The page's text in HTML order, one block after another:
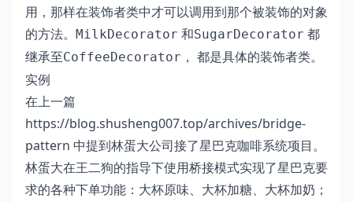
用，那样在装饰者类中才可以调用到那个被装饰的对象
的方法。 MilkDecorator 和SugarDecorator 都
继承至CoffeeDecorator ， 都是具体的装饰者类。
实例
在上一篇
https://blog.shusheng007.top/archives/bridge-
pattern 中提到林蛋大公司接了星巴克咖啡系统项目。
林蛋大在王二狗的指导下使用桥接模式实现了星巴克要
求的各种下单功能：大杯原味、大杯加糖、大杯加奶；